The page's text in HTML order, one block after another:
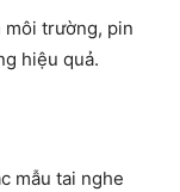
trường, pin
hiệu quả.
mẫu tai nghe